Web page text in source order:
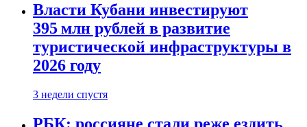
Власти Кубани инвестируют
395 млн рублей в развитие
туристической инфраструктуры в
2026 году
3 недели спустя